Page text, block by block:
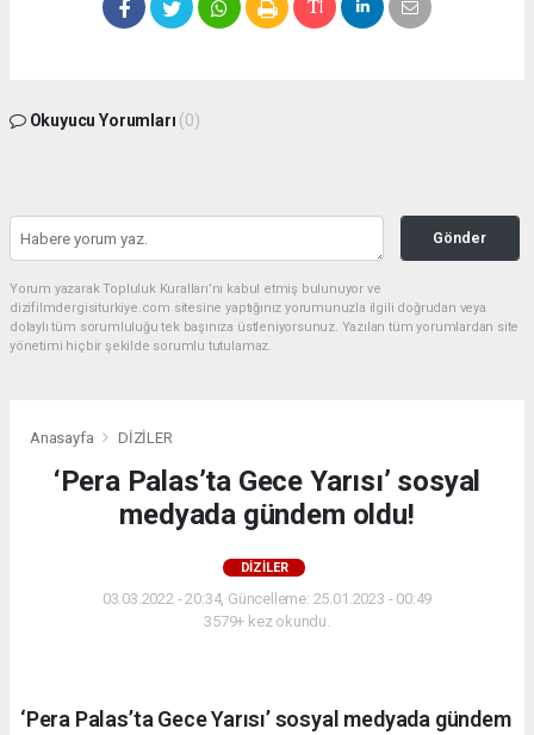
Okuyucu Yorumları (0)
Gönder
Yorum yazarak Topluluk Kuralları’nı kabul etmiş bulunuyor ve
dizifilmdergisiturkiye.com sitesine yaptığınız yorumunuzla ilgili doğrudan veya
dolaylı tüm sorumluluğu tek başınıza üstleniyorsunuz. Yazılan tüm yorumlardan site
yönetimi hiçbir şekilde sorumlu tutulamaz.
Anasayfa DİZİLER
‘Pera Palas’ta Gece Yarısı’ sosyal
medyada gündem oldu!
DİZİLER
03.03.2022 - 20:34, Güncelleme: 25.01.2023 - 00:49
3579+ kez okundu.
‘Pera Palas’ta Gece Yarısı’ sosyal medyada gündem